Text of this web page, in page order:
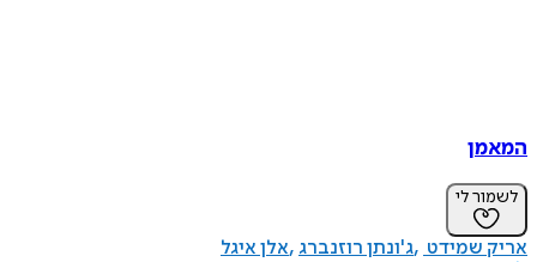
המאמן
לשמור לי
אריק שמידט ג'ונתן רוזנברג אלן איגל